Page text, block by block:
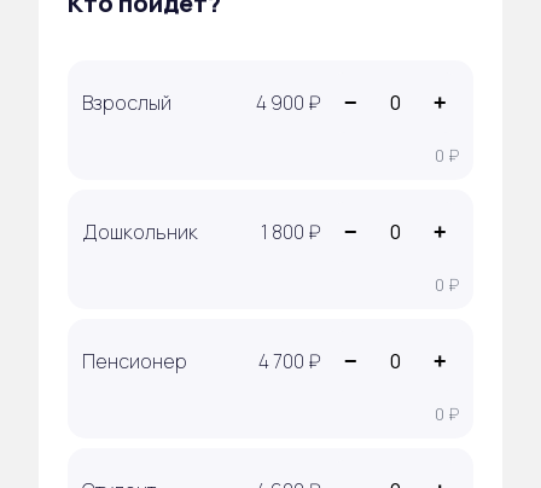
Взрослый 4 900 ₽ − +
0 ₽
Дошкольник 1 800 ₽ − +
0 ₽
Пенсионер 4 700 ₽ − +
0 ₽